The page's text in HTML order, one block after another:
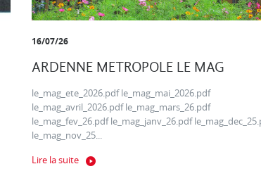
16/07/26
ARDENNE METROPOLE LE MAG
le_mag_ete_2026.pdf le_mag_mai_2026.pdf
le_mag_avril_2026.pdf le_mag_mars_26.pdf
le_mag_fev_26.pdf le_mag_janv_26.pdf
le_mag_nov_25...
Lire la suite